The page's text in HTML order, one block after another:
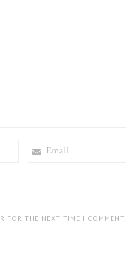
FOR THE NEXT TIME I COMMENT.